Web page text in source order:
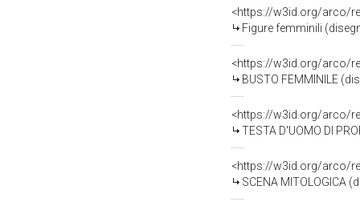
<https://w3id.org/arco/
Figure femminili
<https://w3id.org/arco/
BUSTO FEMMINILE
<https://w3id.org/arco/
TESTA D'UOMO DI
<https://w3id.org/arco/
SCENA MITOLOGICA